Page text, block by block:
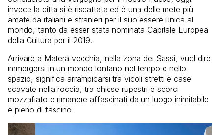
invece la città si è riscattata ed è una delle mete più
amate da italiani e stranieri per il suo essere unica al
mondo, tanto da esser stata nominata Capitale Europea
della Cultura per il 2019.
Arrivare a Matera vecchia, nella zona dei Sassi, vuol dire
immergersi in un mondo lontano nel tempo e nello
spazio, significa arrampicarsi tra vicoli stretti e case
scavate nella roccia, tra chiese rupestri e scorci
mozzafiato e rimanere affascinati da un luogo inimitabile
e pieno di fascino.